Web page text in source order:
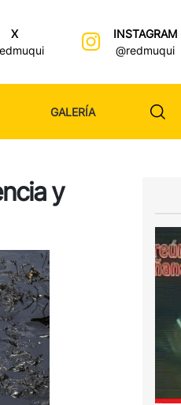
X
INSTAGRAM
@redmuqui
GALERÍA
y